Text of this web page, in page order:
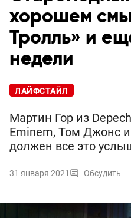
хорошем
Тролль» и
недели
ЛАЙФСТАЙЛ
Мартин Гор из
Eminem, Том Джонс
должен все это
31 января 2021 Обсудить